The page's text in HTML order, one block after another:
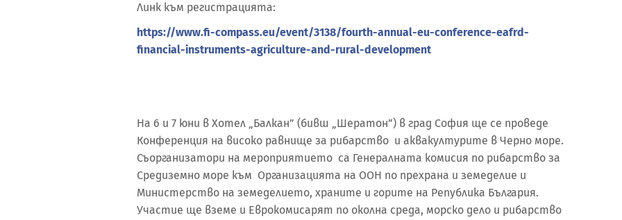
Линк към регистрацията:
https://www.fi-compass.eu/event/3138/fourth-annual-eu-conference-eafrd-
financial-instruments-agriculture-and-rural-development
На 6 и 7 юни в Хотел „Балкан” (бивш „Шератон”) в град София ще се проведе
Конференция на високо равнище за рибарство и аквакултурите в Черно море.
Съорганизатори на мероприятието са Генералната комисия по рибарство за
Средиземно море към Организацията на ООН по прехрана и земеделие и
Министерство на земеделието, храните и горите на Република България.
Участие ще вземе и Еврокомисарят по околна среда, морско дело и рибарство